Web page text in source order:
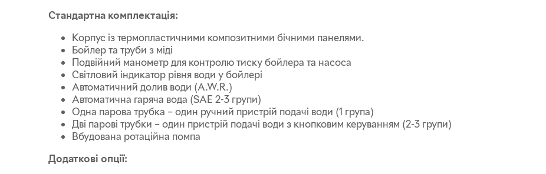
Стандартна комплектація:
Корпус із термопластичними композитними бічними панелями.
Бойлер та труби з міді
Подвійний манометр для контролю тиску бойлера та насоса
Світловий індикатор рівня води у бойлері
Автоматичний долив води (A.W.R.)
Автоматична гаряча вода (SAE 2-3 групи)
Одна парова трубка – один ручний пристрій подачі води (1 група)
Дві парові трубки – один пристрій подачі води з кнопковим керуванням (2-3 групи)
Вбудована ротаційна помпа
Додаткові опції: